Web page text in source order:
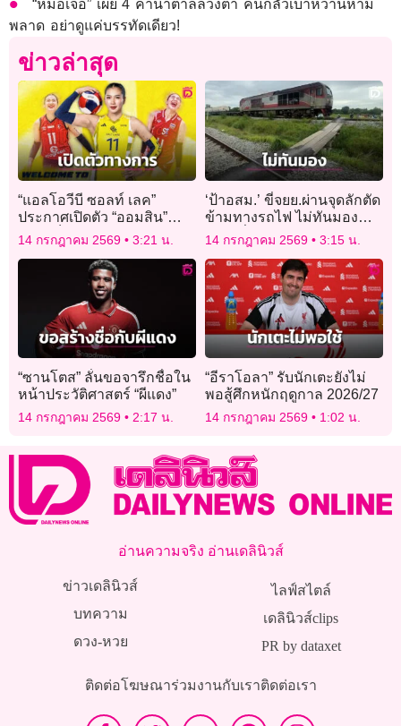
“หมอเจอ” เผย 4 ค่าน้ำตาลลวงตา คนกลัวเบาหวานห้าม
พลาด อย่าดูแค่บรรทัดเดียว!
ข่าวล่าสุด
“แอลโอวีบี ซอลท์ เลค”
ประกาศเปิดตัว “ออมสิน”
อย่างเป็นทางการ
14 กรกฎาคม 2569 3:21 น.
‘ป้าอสม.’ ขี่จยย.ผ่านจุดลักตัด
ข้ามทางรถไฟ ไม่ทันมอง
รถไฟวิ่งผ่าน ถูกชนดับสลด
14 กรกฎาคม 2569 3:15 น.
“ซานโตส” ลั่นขอจารึกชื่อใน
หน้าประวัติศาสตร์ “ผีแดง”
14 กรกฎาคม 2569 2:17 น.
“อีราโอลา” รับนักเตะยังไม่
พอสู้ศึกหนักฤดูกาล 2026/27
14 กรกฎาคม 2569 1:02 น.
อ่านความจริง อ่านเดลินิวส์
ข่าวเดลินิวส์
บทความ
ดวง-หวย
ไลฟ์สไตล์
เดลินิวส์clips
PR by dataxet
ติดต่อโฆษณาร่วมงานกับเราติดต่อเรา